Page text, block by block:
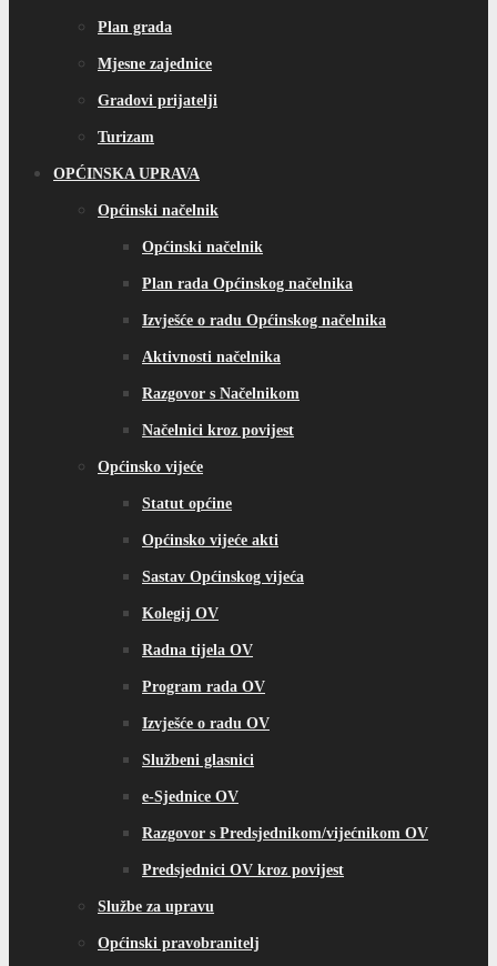
Plan grada
Mjesne zajednice
Gradovi prijatelji
Turizam
OPĆINSKA UPRAVA
Općinski načelnik
Općinski načelnik
Plan rada Općinskog načelnika
Izvješće o radu Općinskog načelnika
Aktivnosti načelnika
Razgovor s Načelnikom
Načelnici kroz povijest
Općinsko vijeće
Statut općine
Općinsko vijeće akti
Sastav Općinskog vijeća
Kolegij OV
Radna tijela OV
Program rada OV
Izvješće o radu OV
Službeni glasnici
e-Sjednice OV
Razgovor s Predsjednikom/vijećnikom OV
Predsjednici OV kroz povijest
Službe za upravu
Općinski pravobranitelj